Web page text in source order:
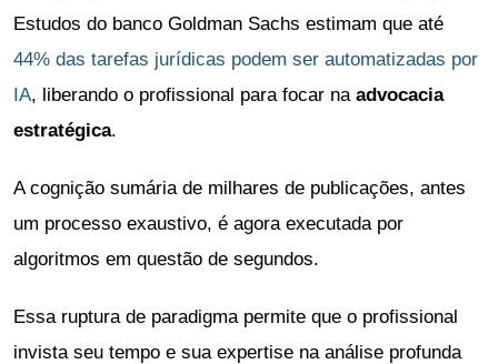
Estudos do banco Goldman Sachs estimam que até
44% das tarefas jurídicas podem ser automatizadas por
IA, liberando o profissional para focar na advocacia
estratégica.
A cognição sumária de milhares de publicações, antes
um processo exaustivo, é agora executada por
algoritmos em questão de segundos.
Essa ruptura de paradigma permite que o profissional
invista seu tempo e sua expertise na análise profunda